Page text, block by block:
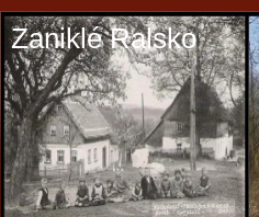
Zaniklé Ralsko